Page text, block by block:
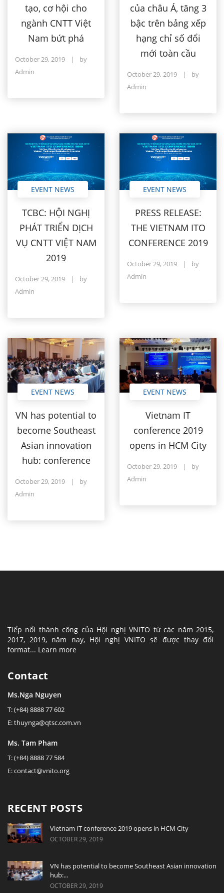
tạo, cơ hội cho
ngành CNTT Việt
Nam bứt phá
October 29, 2019 |
by
Admin
của châu Á, tăng 3
bậc trên bảng xếp
hạng chỉ số đổi
mới toàn cầu
October 29, 2019 |
by
Admin
EVENT NEWS
TCBC: HỘI NGHỊ
PHÁT TRIỂN DỊCH
VỤ CNTT VIỆT NAM
2019
October 29, 2019 |
by
Admin
EVENT NEWS
PRESS RELEASE:
THE VIETNAM ITO
CONFERENCE 2019
October 29, 2019 |
by
Admin
EVENT NEWS
VN has potential to
become Southeast
Asian innovation
hub: conference
October 29, 2019 |
by
Admin
EVENT NEWS
Vietnam IT
conference 2019
opens in HCM City
October 29, 2019 |
by
Admin
Tiếp nối thành công của Hội nghị VNITO từ các năm 2015,
2017, 2019, năm nay, Hội nghị VNITO sẽ được thay đổi
format... Learn more
Contact
Ms.Nga Nguyen
T: (+84) 8888 77 602
E: thuynga@qtsc.com.vn
Ms. Tam Pham
T: (+84) 8888 77 584
E: contact@vnito.org
RECENT POSTS
Vietnam IT conference 2019 opens in HCM City
OCTOBER 29, 2019
VN has potential to become Southeast Asian innovation
hub:...
OCTOBER 29, 2019